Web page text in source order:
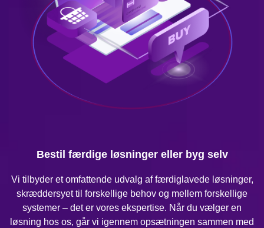
Bestil færdige løsninger eller byg selv
Vi tilbyder et omfattende udvalg af færdiglavede løsninger,
skræddersyet til forskellige behov og mellem forskellige
systemer – det er vores ekspertise. Når du vælger en
løsning hos os, går vi igennem opsætningen sammen med